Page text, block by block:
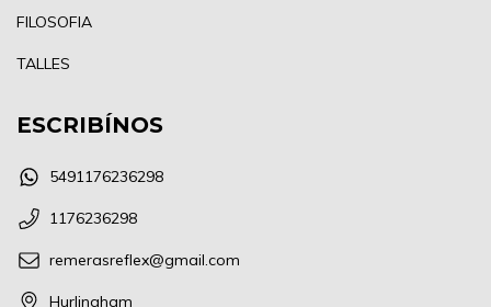
FILOSOFIA
TALLES
ESCRIBÍNOS
5491176236298
1176236298
remerasreflex@gmail.com
Hurlingham